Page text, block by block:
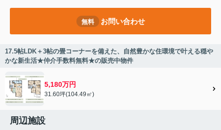
無料 お問い合わせ
17.5帖LDK＋3帖の畳コーナーを備えた、自然豊かな住環境で叶える穏や
かな新生活★仲介手数料無料★の販売中物件
5,180万円
31.60坪(104.49㎡)
周辺施設